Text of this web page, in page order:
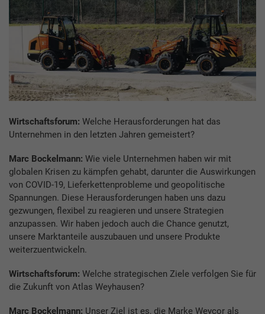
Wirtschaftsforum: Welche Herausforderungen hat das
Unternehmen in den letzten Jahren gemeistert?
Marc Bockelmann: Wie viele Unternehmen haben wir mit
globalen Krisen zu kämpfen gehabt, darunter die Auswirkungen
von COVID-19, Lieferkettenprobleme und geopolitische
Spannungen. Diese Herausforderungen haben uns dazu
gezwungen, flexibel zu reagieren und unsere Strategien
anzupassen. Wir haben jedoch auch die Chance genutzt,
unsere Marktanteile auszubauen und unsere Produkte
weiterzuentwickeln.
Wirtschaftsforum: Welche strategischen Ziele verfolgen Sie für
die Zukunft von Atlas Weyhausen?
Marc Bockelmann: Unser Ziel ist es, die Marke Weycor als